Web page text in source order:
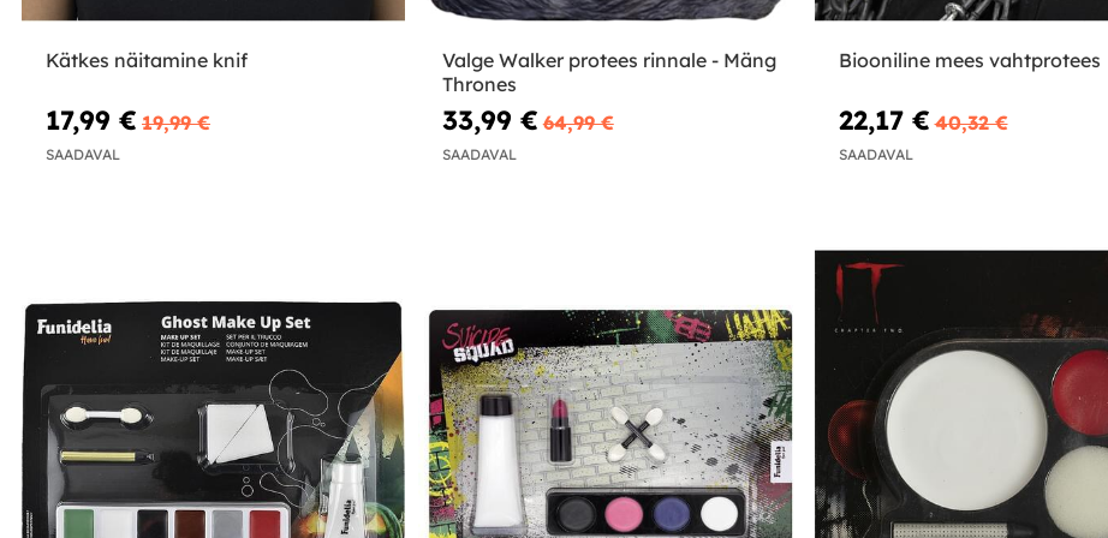
Kätkes näitamine knif
17,99 € 19,99 €
SAADAVAL
Valge Walker protees rinnale - Mäng
Thrones
33,99 € 64,99 €
SAADAVAL
Biooniline mees vahtprotees
22,17 € 40,32 €
SAADAVAL